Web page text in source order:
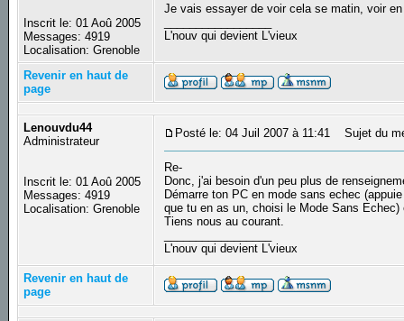
Inscrit le: 01 Aoû 2005
Messages: 4919
Localisation: Grenoble
Je vais essayer de voir cela se matin, voir
L'nouv qui devient L'vieux
Revenir en haut de
page
Lenouvdu44
Administrateur
Inscrit le: 01 Aoû 2005
Messages: 4919
Localisation: Grenoble
Posté le: 04 Juil 2007 à 11:41 Sujet du
Re-
Donc, j'ai besoin d'un peu plus de
Démarre ton PC en mode sans echec
que tu en as un, choisi le Mode Sans
Tiens nous au courant.
L'nouv qui devient L'vieux
Revenir en haut de
page